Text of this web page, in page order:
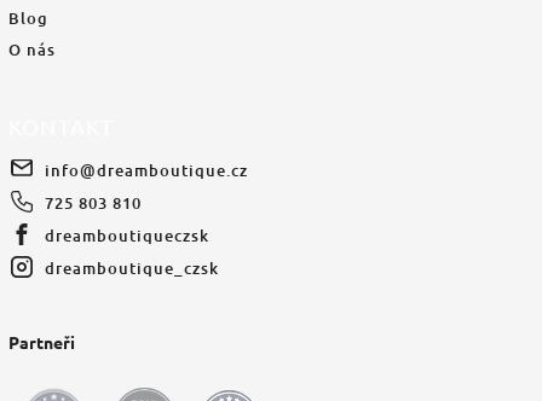
Blog
O nás
info@dreamboutique.cz
725 803 810
dreamboutiqueczsk
dreamboutique_czsk
Partneři